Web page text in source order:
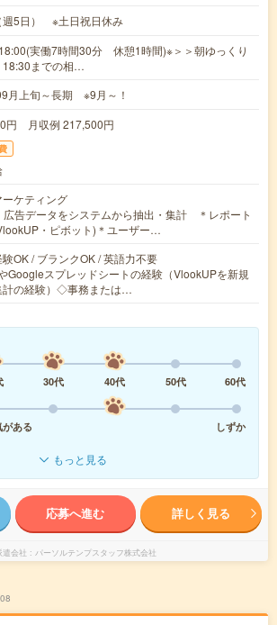
週5日） ※土日祝日休み
実働7時間30分 休憩1時間)※＞＞朝ゆっくり
までの相…
月上旬～長期 ※9月～！
円 月収例 217,500円
ケティング
広告データをシステムから抽出・集計 ＊レポート
・ピボット)＊ユーザー…
OK / ブランクOK / 英語力不要
Googleスプレッドシートの経験（VlookUPを新規
計の経験）◇事務または…
30代 40代 50代
60代
がある
しずか
もっと見る
応募へ進む 詳しく見る
遣会社 パーソルテンプスタッフ株式会社